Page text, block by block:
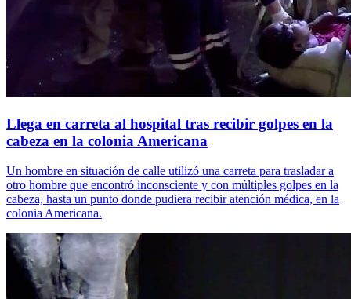
Llega en carreta al hospital tras recibir golpes en la
cabeza en la colonia Americana
Un hombre en situación de calle utilizó una carreta para trasladar a
otro hombre que encontró inconsciente y con múltiples golpes en la
cabeza, hasta un punto donde pudiera recibir atención médica, en la
colonia Americana.